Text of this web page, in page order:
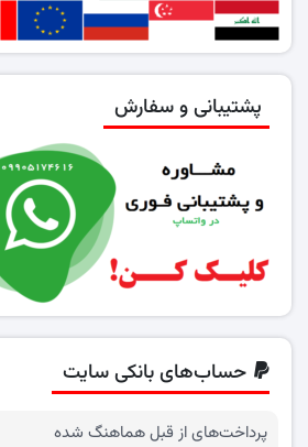
پشتیبانی و سفارش
حساب‌های بانکی سایت
پرداخت‌های از قبل هماهنگ شده